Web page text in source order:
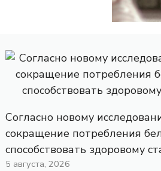
Согласно новому
сокращение потребления
способствовать здоровому
5 августа, 2026